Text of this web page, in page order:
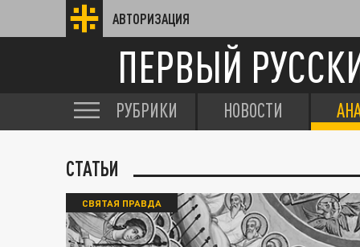
АВТОРИЗАЦИЯ
ПЕРВЫЙ
РУБРИКИ НОВОСТИ
СТАТЬИ
СВЯТАЯ ПРАВДА